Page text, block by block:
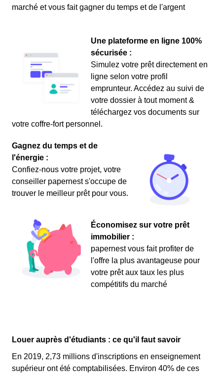
marché et vous fait gagner du temps et de l'argent
Une plateforme en ligne 100%
sécurisée :
Simulez votre prêt directement en
ligne selon votre profil
emprunteur. Accédez au suivi de
votre dossier à tout moment &
téléchargez vos documents sur
votre coffre-fort personnel.
Gagnez du temps et de
l'énergie :
Confiez-nous votre projet, votre
conseiller papernest s'occupe de
trouver le meilleur prêt pour vous.
Économisez sur votre prêt
immobilier :
papernest vous fait profiter de
l'offre la plus avantageuse pour
votre prêt aux taux les plus
compétitifs du marché
Louer auprès d'étudiants : ce qu'il faut savoir
En 2019, 2,73 millions d'inscriptions en enseignement
supérieur ont été comptabilisées. Environ 40% de ces